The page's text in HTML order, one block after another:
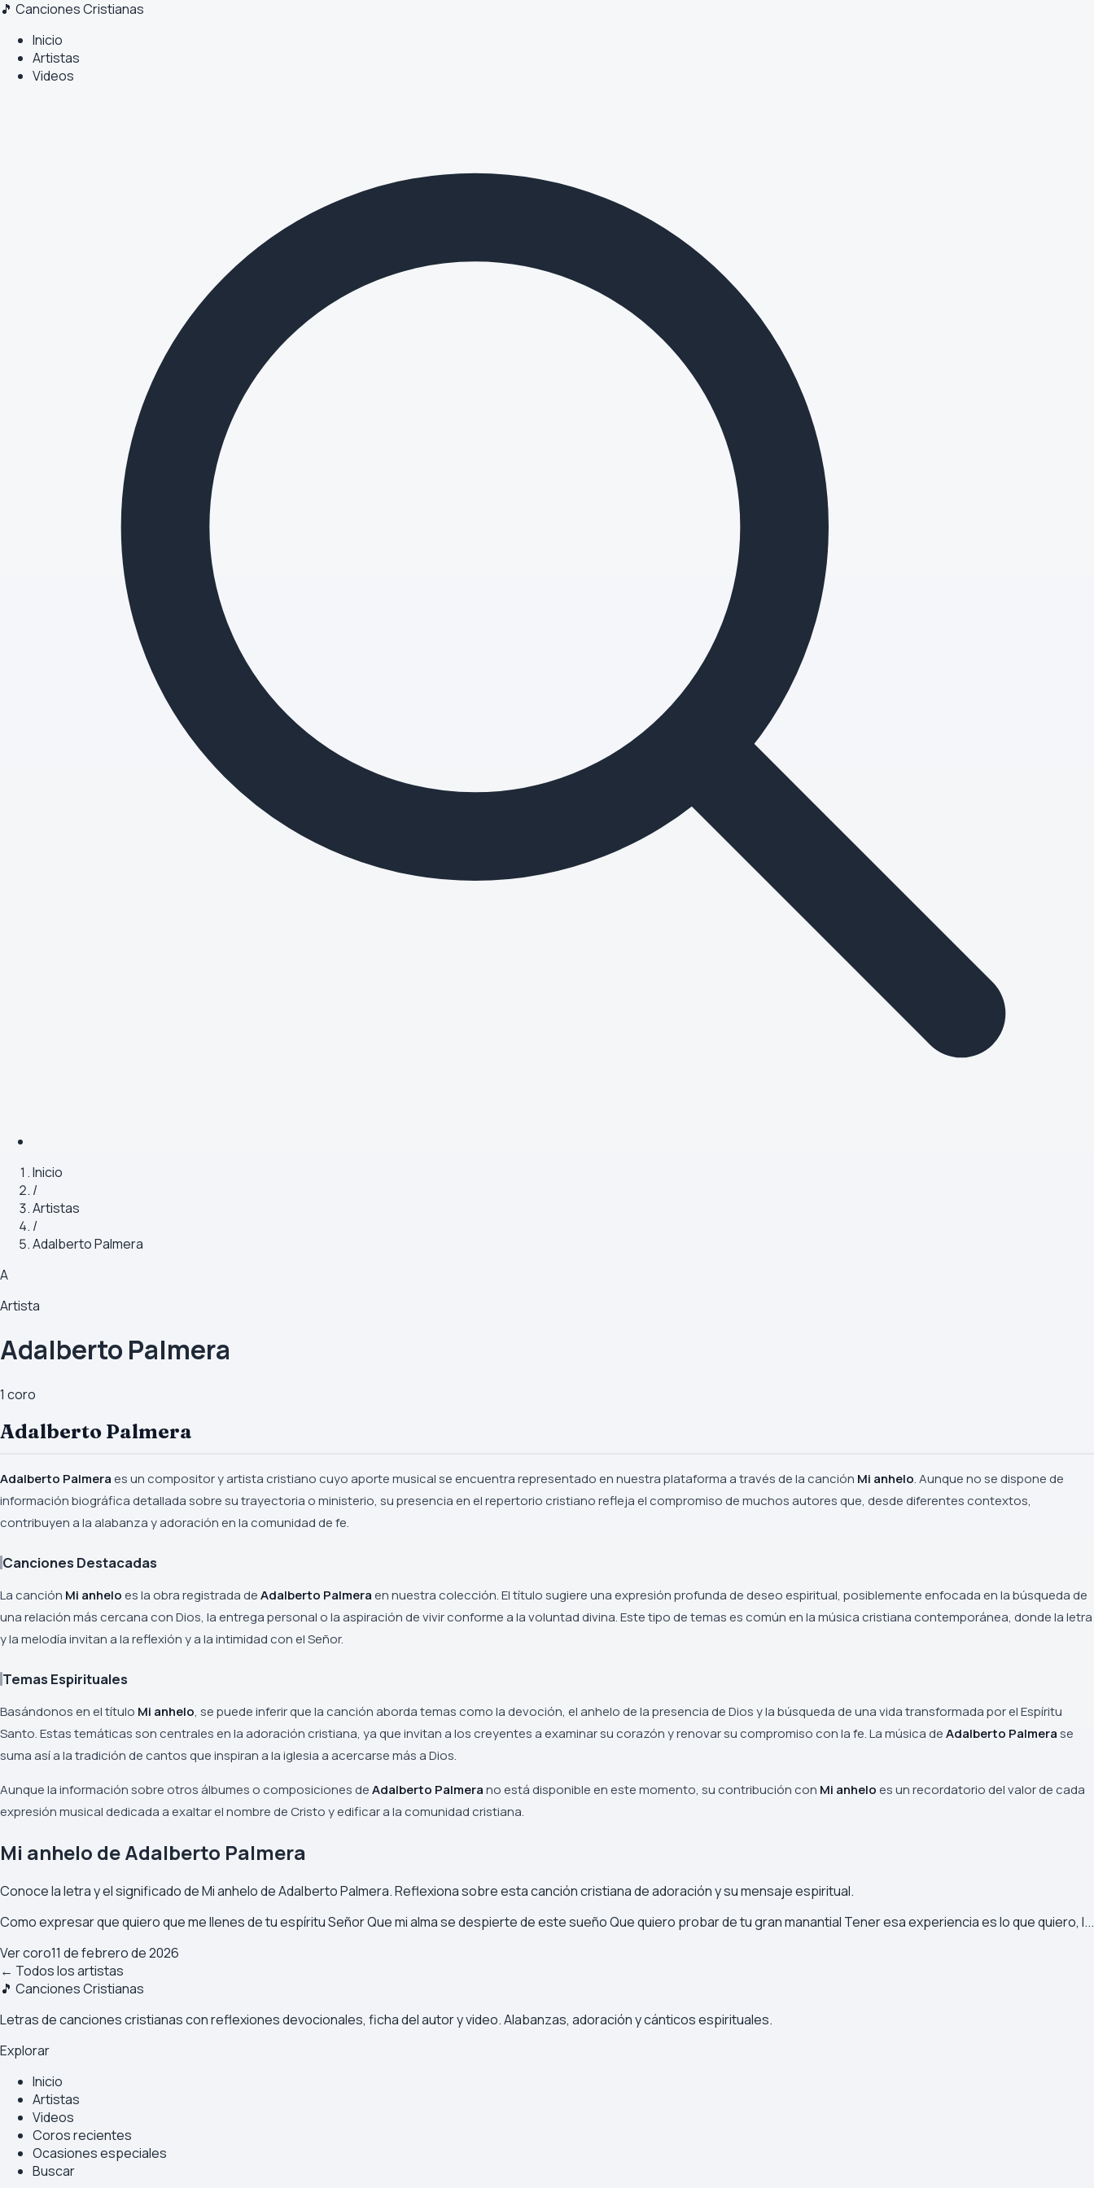
🎵 Canciones Cristianas
Inicio
Artistas
Videos
Inicio
/
Artistas
/
Adalberto Palmera
A
Artista
Adalberto Palmera
1 coro
Adalberto Palmera
Adalberto Palmeraes un compositor y artista cristiano cuyo aporte musical se encuentra representado en nuestra plataforma a través de la canción Mi anhelo. Aunque no se dispone de
información biográfica detallada sobre su trayectoria o ministerio, su presencia en el repertorio cristiano refleja el compromiso de muchos autores que, desde diferentes contextos,
contribuyen a la alabanza y adoración en la comunidad de fe.
Canciones Destacadas
La canción Mi anheloes la obra registrada deAdalberto Palmeraen nuestra colección. El título sugiere una expresión profunda de deseo espiritual, posiblemente enfocada en la búsqueda de
una relación más cercana con Dios, la entrega personal o la aspiración de vivir conforme a la voluntad divina. Este tipo de temas es común en la música cristiana contemporánea, donde la letra
y la melodía invitan a la reflexión y a la intimidad con el Señor.
Temas Espirituales
Basándonos en el título Mi anhelo, se puede inferir que la canción aborda temas como la devoción, el anhelo de la presencia de Dios y la búsqueda de una vida transformada por el Espíritu
Santo. Estas temáticas son centrales en la adoración cristiana, ya que invitan a los creyentes a examinar su corazón y renovar su compromiso con la fe. La música deAdalberto Palmerase
suma así a la tradición de cantos que inspiran a la iglesia a acercarse más a Dios.
Aunque la información sobre otros álbumes o composiciones deAdalberto Palmerano está disponible en este momento, su contribución con Mi anheloes un recordatorio del valor de cada
expresión musical dedicada a exaltar el nombre de Cristo y edificar a la comunidad cristiana.
Mi anhelo de Adalberto Palmera
Conoce la letra y el significado de Mi anhelo de Adalberto Palmera. Reflexiona sobre esta canción cristiana de adoración y su mensaje espiritual.
Como expresar que quiero que me llenes de tu espíritu Señor Que mi alma se despierte de este sueño Que quiero probar de tu gran manantial Tener esa experiencia es lo que quiero, l...
Ver coro11 de febrero de 2026
← Todos los artistas
🎵 Canciones Cristianas
Letras de canciones cristianas con reflexiones devocionales, ficha del autor y video. Alabanzas, adoración y cánticos espirituales.
Explorar
Inicio
Artistas
Videos
Coros recientes
Ocasiones especiales
Buscar